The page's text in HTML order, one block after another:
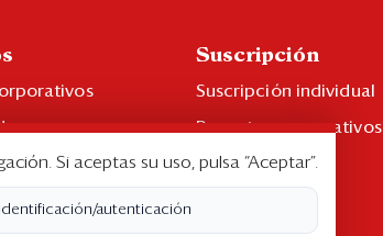
Suscripción
Suscripción individual
Paquetes corporativos
Edición Impresa
Si aceptas su uso, pulsa “Aceptar”.
autenticación